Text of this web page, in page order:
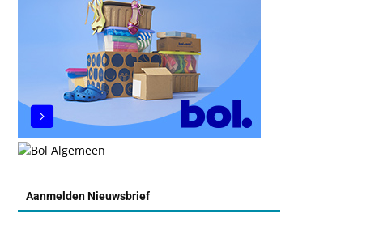
Aanmelden Nieuwsbrief